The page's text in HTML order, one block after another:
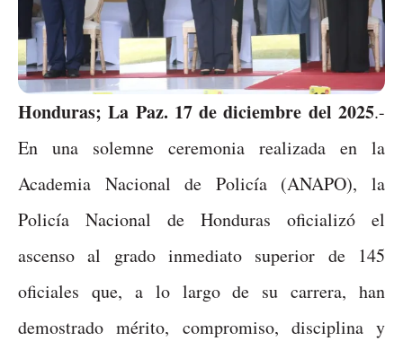
Honduras; La Paz. 17 de diciembre del 2025.-
En una solemne ceremonia realizada en la
Academia Nacional de Policía (ANAPO), la
Policía Nacional de Honduras oficializó el
ascenso al grado inmediato superior de 145
oficiales que, a lo largo de su carrera, han
demostrado mérito, compromiso, disciplina y